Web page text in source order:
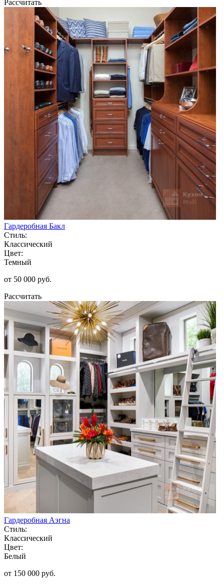
Рассчитать
Гардеробная Бакл
Стиль:
Классический
Цвет:
Темный
от 50 000 руб.
Рассчитать
Гардеробная Аэгна
Стиль:
Классический
Цвет:
Белый
от 150 000 руб.